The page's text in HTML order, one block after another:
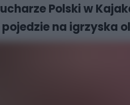
Polski w
na igrzyska